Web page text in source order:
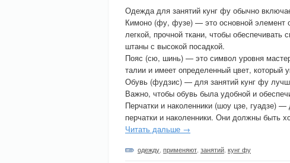
Одежда для занятий кунг фу обычно
Кимоно (фу, фузе) — это основной элемент
легкой, прочной ткани, чтобы
штаны с высокой посадкой.
Пояс (сю, шинь) — это символ уровня
талии и имеет определенный цвет, который
Обувь (фудзис) — для занятий кунг фу
Важно, чтобы обувь была удобной и
Перчатки и наколенники (шоу цзе, гуадзе)
перчатки и наколенники. Они должны быть
Читать дальше →
одежду применяют занятий кунг фу